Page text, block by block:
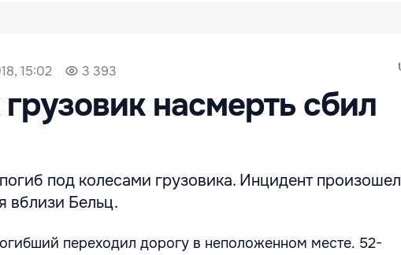
15:02 3 393
насмерть сбил
под колесами грузовика. Инцидент произошел
вблизи Бельц.
переходил дорогу в неположенном месте. 52-